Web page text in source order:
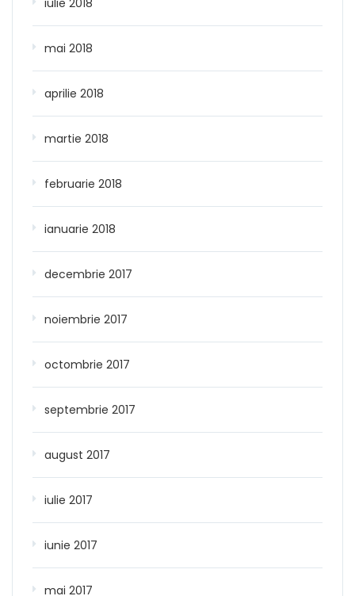
mai 2018
aprilie 2018
martie 2018
februarie 2018
ianuarie 2018
decembrie 2017
noiembrie 2017
octombrie 2017
septembrie 2017
august 2017
iulie 2017
iunie 2017
mai 2017